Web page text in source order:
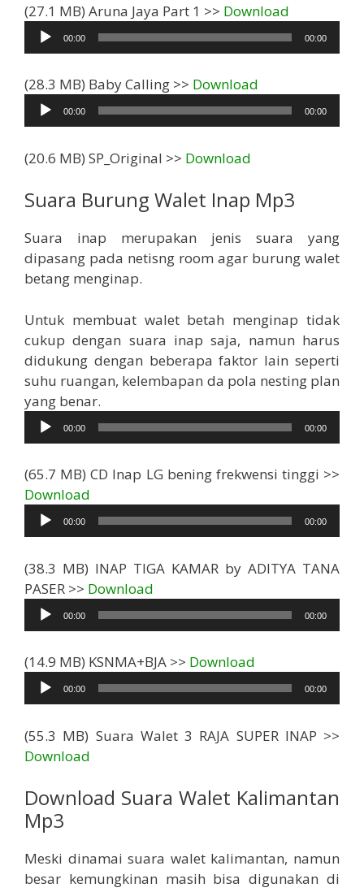
(27.1 MB) Aruna Jaya Part 1 >> Download
Audio
00:00 00:00
(28.3 MB) Baby Calling >> Download
Audio
00:00 00:00
(20.6 MB) SP_Original >> Download
Suara Burung Walet Inap Mp3
Suara inap merupakan jenis suara yang
dipasang pada netisng room agar burung walet
betang menginap.
Untuk membuat walet betah menginap tidak
cukup dengan suara inap saja, namun harus
didukung dengan beberapa faktor lain seperti
suhu ruangan, kelembapan da pola nesting plan
yang benar.
Audio
00:00 00:00
(65.7 MB) CD Inap LG bening frekwensi tinggi >>
Download
Audio
00:00 00:00
(38.3 MB) INAP TIGA KAMAR by ADITYA TANA
PASER >> Download
Audio
00:00 00:00
(14.9 MB) KSNMA+BJA >> Download
Audio
00:00 00:00
(55.3 MB) Suara Walet 3 RAJA SUPER INAP >>
Download
Download Suara Walet Kalimantan
Mp3
Meski dinamai suara walet kalimantan, namun
besar kemungkinan masih bisa digunakan di